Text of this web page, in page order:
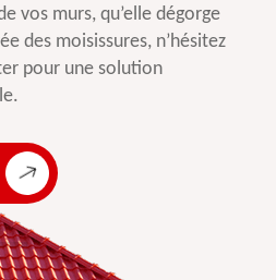
vos murs, qu’elle dégorge
des moisissures, n’hésitez
pour une solution